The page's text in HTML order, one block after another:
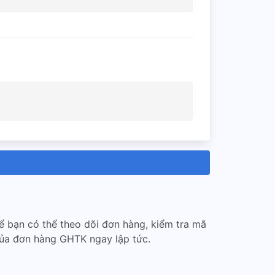
bạn có thể theo dõi đơn hàng, kiểm tra mã
đơn hàng GHTK ngay lập tức.